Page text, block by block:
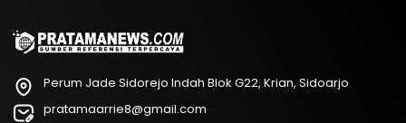
Perum Jade Sidorejo Indah Blok G22, Krian, Sidoarjo
pratamaarrie8@gmail.com